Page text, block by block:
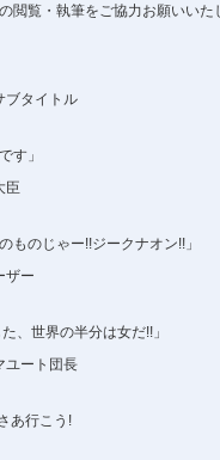
閲覧・執筆をご協力お願いいた
ブタイトル
す」
臣
ものじゃー!!ジークナオン!!」
ザー
、世界の半分は女だ!!」
ユート団長
あ行こう!